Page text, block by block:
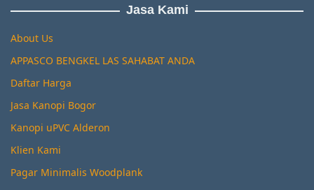
Jasa Kami
About Us
APPASCO BENGKEL LAS SAHABAT ANDA
Daftar Harga
Jasa Kanopi Bogor
Kanopi uPVC Alderon
Klien Kami
Pagar Minimalis Woodplank